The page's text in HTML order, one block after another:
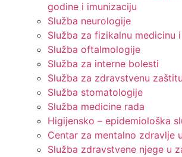
godine i imunizaciju
Služba neurologije
Služba za fizikalnu medicinu
Služba oftalmologije
Služba za interne bolesti
Služba za zdravstvenu
Služba stomatologije
Služba medicine rada
Higijensko – epidemiološka
Centar za mentalno zdravlje
Služba zdravstvene njege u